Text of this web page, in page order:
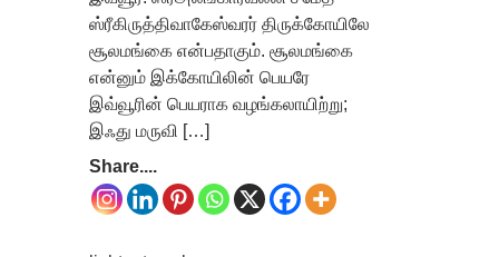
ஸ்ரீகிருத்திவாகேஸ்வரர் திருக்கோயிலே
சூலமங்கை என்பதாகும். சூலமங்கை
என்னும் இக்கோயிலின் பெயரே
இவ்வூரின் பெயராக வழங்கலாயிற்று;
இஃது மருவி […]
Share....